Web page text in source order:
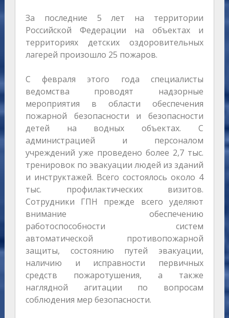
За последние 5 лет на территории
Российской Федерации на объектах и
территориях детских оздоровительных
лагерей произошло 25 пожаров.
С февраля этого года специалисты
ведомства проводят надзорные
мероприятия в области обеспечения
пожарной безопасности и безопасности
детей на водных объектах. С
администрацией и персоналом
учреждений уже проведено более 2,7 тыс.
тренировок по эвакуации людей из зданий
и инструктажей. Всего состоялось около 4
тыс. профилактических визитов.
Сотрудники ГПН прежде всего уделяют
внимание обеспечению
работоспособности систем
автоматической противопожарной
защиты, состоянию путей эвакуации,
наличию и исправности первичных
средств пожаротушения, а также
наглядной агитации по вопросам
соблюдения мер безопасности.